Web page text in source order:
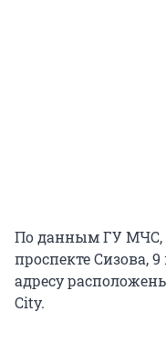
По данным ГУ МЧС,
проспекте Сизова,
адресу
City.